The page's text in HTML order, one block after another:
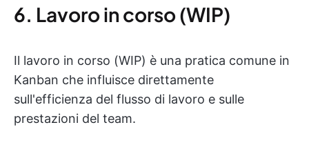
6. Lavoro in corso (WIP)
Il lavoro in corso (WIP) è una pratica comune in
Kanban che influisce direttamente
sull'efficienza del flusso di lavoro e sulle
prestazioni del team.